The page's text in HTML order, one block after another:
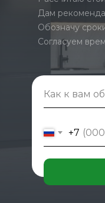
+7
Дам
Обозначу
Согласуем